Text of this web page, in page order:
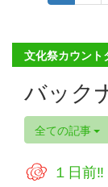
文化祭カウント
バック
全ての記事
１日前‼